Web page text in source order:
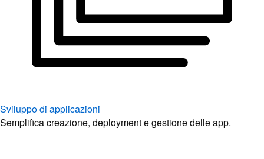
Sviluppo di applicazioni
Semplifica creazione, deployment e gestione delle app.